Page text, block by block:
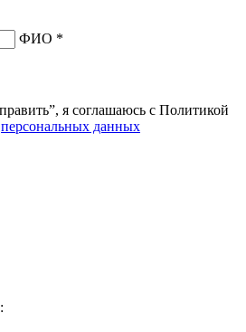
ФИО *
я соглашаюсь с Политикой
персональных данных